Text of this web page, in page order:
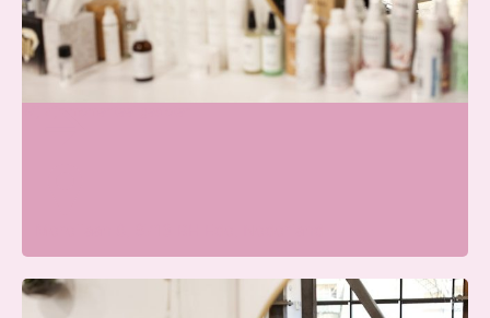
Beauty Center Renaat |
Schoonheidssalon Ede